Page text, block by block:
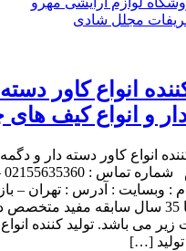
مجلل شادی
انواع کاور
و انواع کیف
انواع کاور دسته دار و
: وبسایت : آدرس : تهران –
پلاست با 35 سال سابقه مفید
می باشد. تولید کننده
[…]